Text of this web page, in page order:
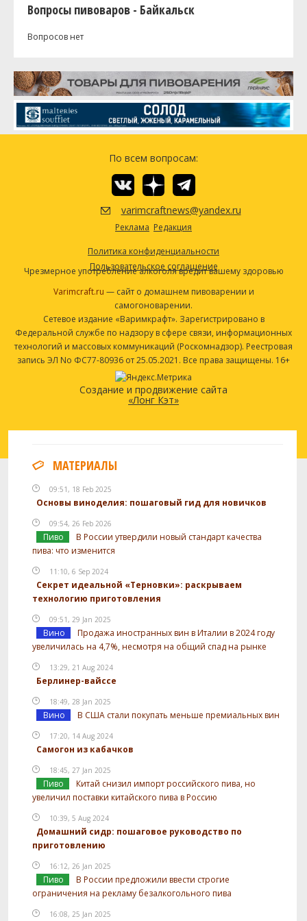
Вопросы пивоваров - Байкальск
Вопросов нет
По всем вопросам:
varimcraftnews@yandex.ru
Реклама Редакция
Политика конфиденциальности
Пользовательское соглашение
Чрезмерное употребление алкоголя вредит вашему здоровью
Varimcraft.ru — сайт о домашнем пивоварении и
самогоноварении.
Сетевое издание «Варимкрафт». Зарегистрировано в
Федеральной службе по надзору в сфере связи, информационных
технологий и массовых коммуникаций (Роскомнадзор). Реестровая
запись ЭЛ No ФС77-80936 от 25.05.2021. Все права защищены. 16+
Создание и продвижение сайта
«Лонг Кэт»
МАТЕРИАЛЫ
09:51, 18 Feb 2025
Основы виноделия: пошаговый гид для новичков
09:54, 26 Feb 2026
Пиво
В России утвердили новый стандарт качества
пива: что изменится
11:10, 6 Sep 2024
Секрет идеальной «Терновки»: раскрываем
технологию приготовления
09:51, 29 Jan 2025
Вино
Продажа иностранных вин в Италии в 2024 году
увеличилась на 4,7%, несмотря на общий спад на рынке
13:29, 21 Aug 2024
Берлинер-вайссе
18:49, 28 Jan 2025
Вино В США стали покупать меньше премиальных вин
17:20, 14 Aug 2024
Самогон из кабачков
18:45, 27 Jan 2025
Пиво
Китай снизил импорт российского пива, но
увеличил поставки китайского пива в Россию
10:39, 5 Aug 2024
Домашний сидр: пошаговое руководство по
приготовлению
16:12, 26 Jan 2025
Пиво
В России предложили ввести строгие
ограничения на рекламу безалкогольного пива
16:08, 25 Jan 2025